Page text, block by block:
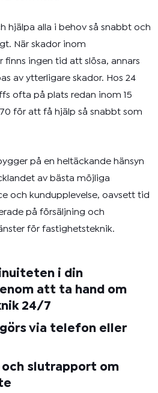
hjälpa alla i behov så snabbt och
När skador inom
ingen tid att slösa, annars
av ytterligare skador. Hos 24
ofta på plats redan inom 15
för att få hjälp så snabbt som
på en heltäckande hänsyn
av bästa möjliga
och kundupplevelse, oavsett tid
på försäljning och
för fastighetsteknik.
i din
att ta hand om
24/7
via telefon eller
och slutrapport om